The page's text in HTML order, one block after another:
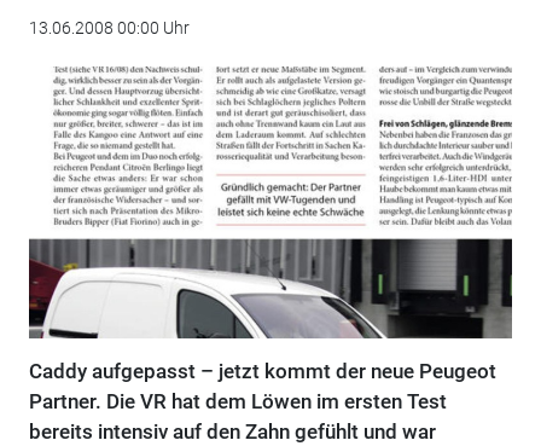
13.06.2008 00:00 Uhr
Caddy aufgepasst – jetzt kommt der neue Peugeot
Partner. Die VR hat dem Löwen im ersten Test
bereits intensiv auf den Zahn gefühlt und war